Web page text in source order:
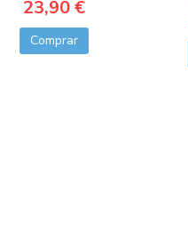
23,90 €
Comprar